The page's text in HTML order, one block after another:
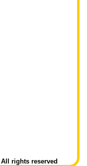
rights reserved